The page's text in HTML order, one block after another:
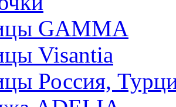
GAMMA
Visantia
Россия,